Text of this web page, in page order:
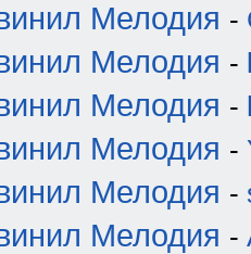
Мелодия -
Мелодия -
Мелодия -
Мелодия -
Мелодия -
Мелодия -